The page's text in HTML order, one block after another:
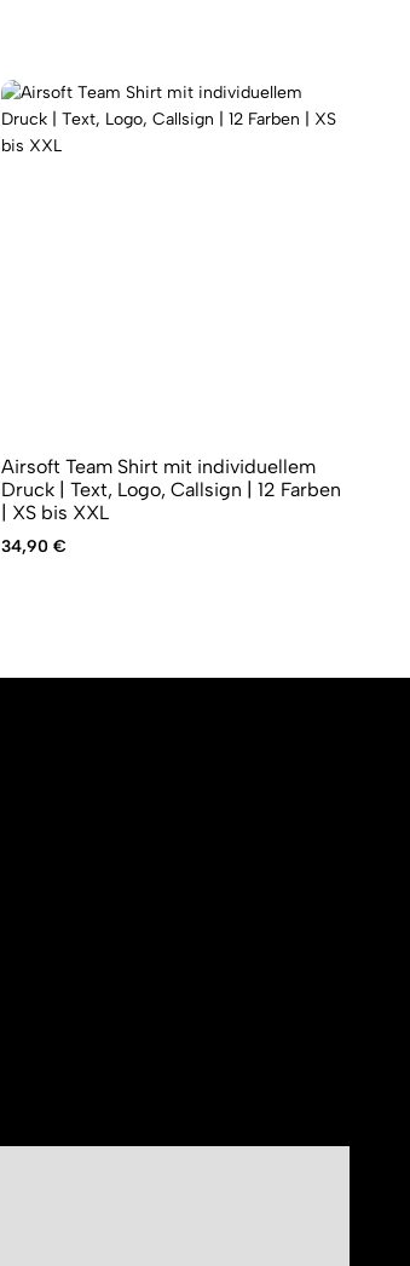
Airsoft Team Shirt mit individuellem
Druck | Text, Logo, Callsign | 12 Farben
| XS bis XXL
34,90 €